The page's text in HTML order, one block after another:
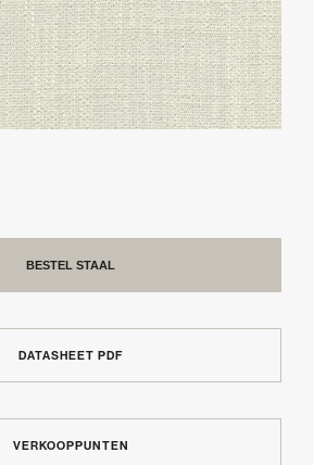
BESTEL STAAL
DATASHEET PDF
VERKOOPPUNTEN